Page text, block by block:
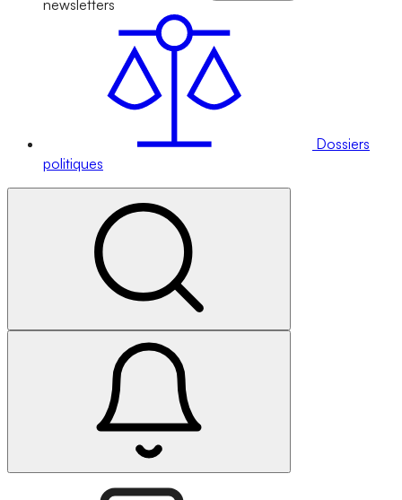
newsletters
Dossiers
politiques